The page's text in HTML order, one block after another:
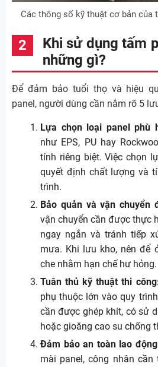
Các thông số kỹ thuật cơ bản của
Khi sử dụng tấm
những gì?
Để đảm bảo tuổi thọ và hiệu
panel, người dùng cần nắm rõ 5
Lựa chọn loại panel phù
như EPS, PU hay
tính riêng biệt. Việc chọn
quyết định chất lượng và
trình.
Bảo quản và vận chuyển
vận chuyển cần được thực
ngay ngắn và tránh tiếp
mưa. Khi lưu kho, nên để
che nhằm hạn chế hư hỏng.
Tuân thủ kỹ thuật thi
phụ thuộc lớn vào quy
cần được ghép khít, có sử
hoặc gioăng cao su chống
Đảm bảo an toàn lao
mài panel, công nhân